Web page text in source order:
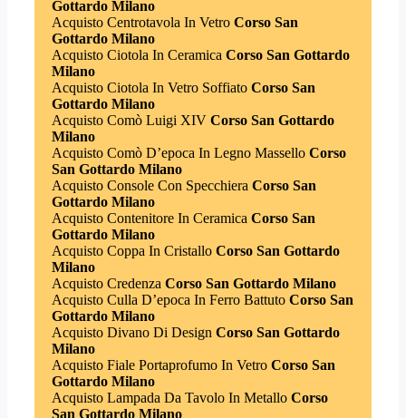
Gottardo Milano
Acquisto Centrotavola In VetroCorso San
Gottardo Milano
Acquisto Ciotola In Ceramica Corso San Gottardo
Milano
Acquisto Ciotola In Vetro SoffiatoCorso San
Gottardo Milano
Acquisto Comò Luigi XIVCorso San Gottardo
Milano
Acquisto Comò D’epoca In Legno MasselloCorso
San Gottardo Milano
Acquisto Console Con Specchiera Corso San
Gottardo Milano
Acquisto Contenitore In Ceramica Corso San
Gottardo Milano
Acquisto Coppa In CristalloCorso San Gottardo
Milano
Acquisto Credenza Corso San Gottardo Milano
Acquisto Culla D’epoca In Ferro BattutoCorso San
Gottardo Milano
Acquisto Divano Di Design Corso San Gottardo
Milano
Acquisto Fiale Portaprofumo In VetroCorso San
Gottardo Milano
Acquisto Lampada Da Tavolo In MetalloCorso
San Gottardo Milano